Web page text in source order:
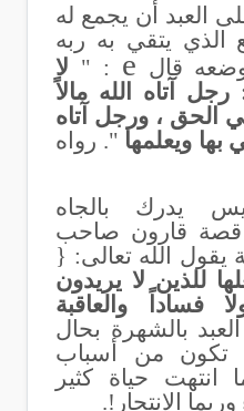
العبد أن يجمع له
الذي يتقي به ربه
قال e
: " لا
آتاه الله مالاً
الحق ، ورجل آتاه
بها ويعلمها ". رواه
يدرك بالجاه
قصة قارون صاحب
يقول الله تعالى: {
للذين لا يريدون
فساداً والعاقبة
بالشهرة بحال
تكون من أسباب
انتهت حياة كثير
الانتحار!.